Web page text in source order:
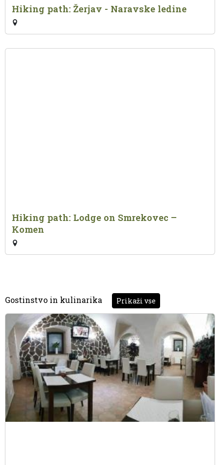
Hiking path: Žerjav - Naravske ledine
Hiking path: Lodge on Smrekovec –
Komen
Gostinstvo in kulinarika Prikaži vse